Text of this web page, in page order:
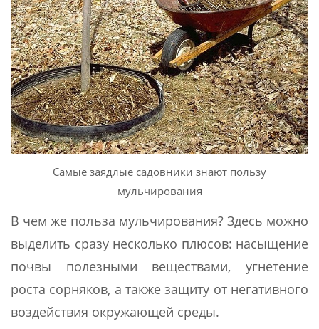
Самые заядлые садовники знают пользу
мульчирования
В чем же польза мульчирования? Здесь можно
выделить сразу несколько плюсов: насыщение
почвы полезными веществами, угнетение
роста сорняков, а также защиту от негативного
воздействия окружающей среды.